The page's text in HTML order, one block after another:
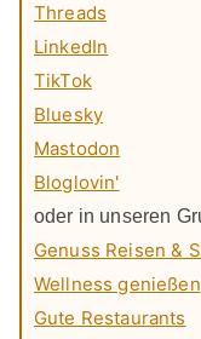
Threads
LinkedIn
TikTok
Bluesky
Mastodon
Bloglovin'
oder in unseren
Genuss Reisen &
Wellness genießen
Gute Restaurants